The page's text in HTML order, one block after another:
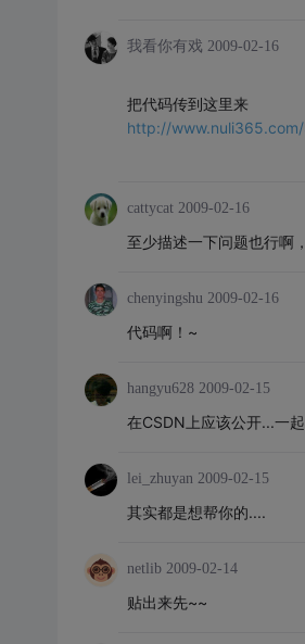
我看你有戏 2009-02-16
把代码传到这里来
http://www.nuli365.com/
cattycat 2009-02-16
至少描述一下问题也行啊
chenyingshu 2009-02-16
代码啊！~
hangyu628 2009-02-15
在CSDN上应该公开...一
lei_zhuyan 2009-02-15
其实都是想帮你的....
netlib 2009-02-14
贴出来先~~